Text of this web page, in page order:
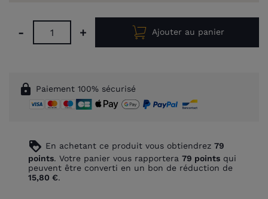
- + Ajouter au panier
lock Paiement 100% sécurisé
loyalty En achetant ce produit vous obtiendrez 79
points. Votre panier vous rapportera 79 points qui
peuvent être converti en un bon de réduction de
15,80 €.